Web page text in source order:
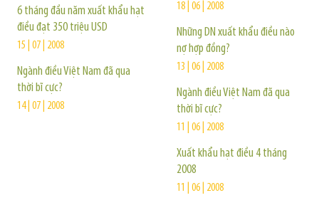
6 tháng đầu năm xuất khẩu hạt
điều đạt 350 triệu USD
15 | 07 | 2008
Ngành điều Việt Nam đã qua
thời bĩ cực?
14 | 07 | 2008
18 | 06 | 2008
Những DN xuất khẩu điều nào
nợ hợp đồng?
13 | 06 | 2008
Ngành điều Việt Nam đã qua
thời bĩ cực?
11 | 06 | 2008
Xuất khẩu hạt điều 4 tháng
2008
11 | 06 | 2008